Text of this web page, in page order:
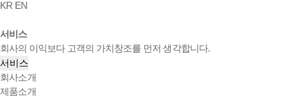
KR EN
서비스
회사의 이익보다 고객의 가치창조를 먼저 생각합니다.
서비스
회사소개
제품소개